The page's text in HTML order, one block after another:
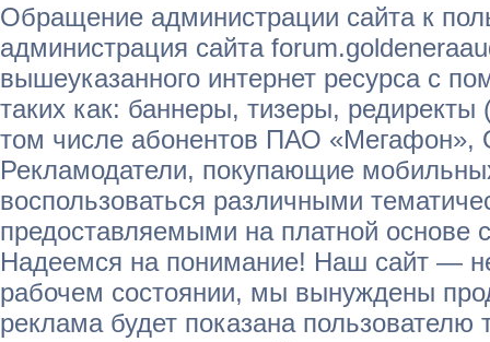
Обращение администрации сайта к
администрация сайта
вышеуказанного интернет ресурса с
таких как: баннеры, тизеры,
том числе абонентов ПАО
Рекламодатели, покупающие
воспользоваться различными
предоставляемыми на платной основе
Надеемся на понимание! Наш сайт —
рабочем состоянии, мы вынуждены
реклама будет показана пользователю